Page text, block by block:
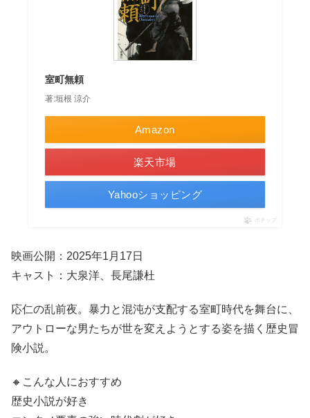
室町無頼
著:垣根 涼介
Amazon
楽天市場
Yahooショッピング
ポチップ
映画公開：2025年1月17日
キャスト：大泉洋、長尾謙杜
応仁の乱前夜。暴力と混沌が支配する室町時代を舞台に、
アウトローな男たちが世を変えようとする姿を描く歴史冒
険小説。
🔸こんな人におすすめ
歴史小説が好き